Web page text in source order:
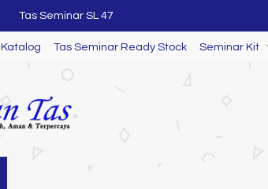
Tas Seminar SL 18
Tas Seminar LP 33
Tas Seminar R 59
Tas Seminar
Tas Seminar R 51
Katalog Tas Seminar Ready Stock Seminar Kit